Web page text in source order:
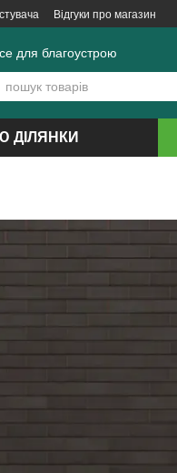
Відгуки про магазин
для благоустрою
ДІЛЯНКИ